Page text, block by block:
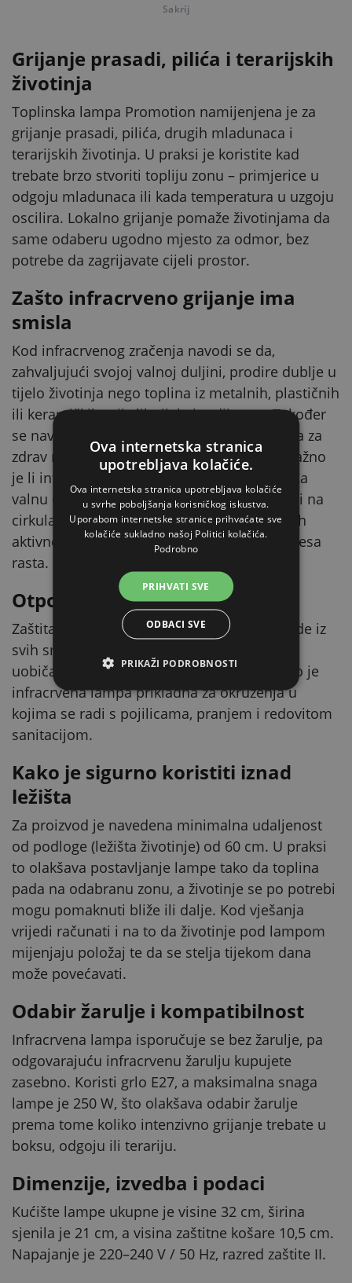
Sakrij
Grijanje prasadi, pilića i terarijskih
životinja
Toplinska lampa Promotion namijenjena je za
grijanje prasadi, pilića, drugih mladunaca i
terarijskih životinja. U praksi je koristite kad
trebate brzo stvoriti topliju zonu – primjerice u
odgoju mladunaca ili kada temperatura u uzgoju
oscilira. Lokalno grijanje pomaže životinjama da
same odaberu ugodno mjesto za odmor, bez
potrebe da zagrijavate cijeli prostor.
Zašto infracrveno grijanje ima
smisla
Kod infracrvenog zračenja navodi se da,
zahvaljujući svojoj valnoj duljini, prodire dublje u
tijelo životinja nego toplina iz metalnih, plastičnih
ili keramičkih grijaćih tijela i radijatora. Također
se navodi da pruža potrebnu količinu svjetla za
zdrav razvoj mladog organizma te da nije važno
je li infracrvena žarulja crvena ili prozirna. Za
valnu duljinu oko 1200 nm opisuju se učinci na
cirkulaciju i imunitet, pojačanje biokemijskih
aktivnosti i otpornost tkiva te ubrzanje procesa
rasta.
Otpornost na prskanje vode
Zaštita IPX4 znači otpornost na prskanje vode iz
svih smjerova, što je u uzgoju praktično pri
uobičajenom čišćenju ili pri većoj vlazi. Zato je
infracrvena lampa prikladna za okruženja u
kojima se radi s pojilicama, pranjem i redovitom
sanitacijom.
Kako je sigurno koristiti iznad
ležišta
Za proizvod je navedena minimalna udaljenost
od podloge (ležišta životinje) od 60 cm. U praksi
to olakšava postavljanje lampe tako da toplina
pada na odabranu zonu, a životinje se po potrebi
mogu pomaknuti bliže ili dalje. Kod vješanja
vrijedi računati i na to da životinje pod lampom
mijenjaju položaj te da se stelja tijekom dana
može povećavati.
Odabir žarulje i kompatibilnost
Infracrvena lampa isporučuje se bez žarulje, pa
odgovarajuću infracrvenu žarulju kupujete
zasebno. Koristi grlo E27, a maksimalna snaga
lampe je 250 W, što olakšava odabir žarulje
prema tome koliko intenzivno grijanje trebate u
boksu, odgoju ili terariju.
Dimenzije, izvedba i podaci
Kućište lampe ukupne je visine 32 cm, širina
sjenila je 21 cm, a visina zaštitne košare 10,5 cm.
Napajanje je 220–240 V / 50 Hz, razred zaštite II.
Ova internetska stranica
upotrebljava kolačiće.
Ova internetska stranica upotrebljava kolačiće
u svrhe poboljšanja korisničkog iskustva.
Uporabom internetske stranice prihvaćate sve
kolačiće sukladno našoj Politici kolačića.
Podrobno
PRIHVATI SVE
ODBACI SVE
PRIKAŽI PODROBNOSTI